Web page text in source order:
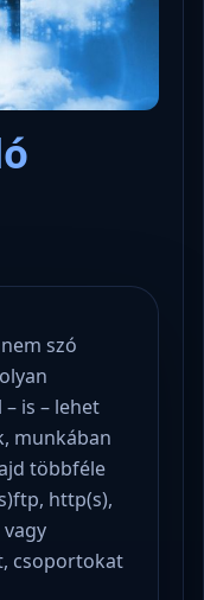
szó
is – lehet
munkában
többféle
http(s),
csoportokat